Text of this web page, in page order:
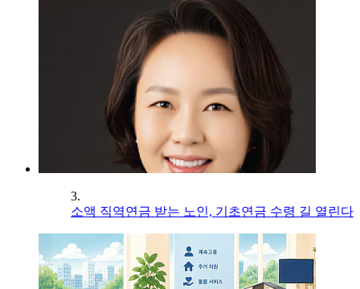
3.
소액 직역연금 받는 노인, 기초연금 수령 길 열린다